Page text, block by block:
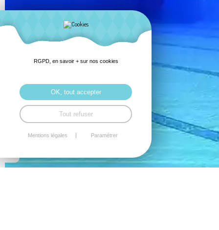
RGPD, en savoir + sur nos cookies
OK, tout accepter
Tout refuser
Mentions légales Paramétrer